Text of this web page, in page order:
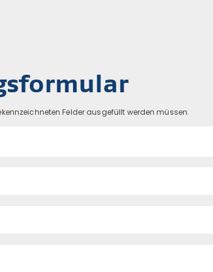
Felder ausgefüllt werden müssen.